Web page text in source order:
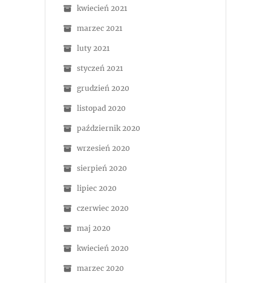
kwiecień 2021
marzec 2021
luty 2021
styczeń 2021
grudzień 2020
listopad 2020
październik 2020
wrzesień 2020
sierpień 2020
lipiec 2020
czerwiec 2020
maj 2020
kwiecień 2020
marzec 2020